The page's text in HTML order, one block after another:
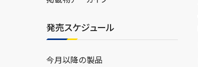
発売スケジュール
今月以降の製品